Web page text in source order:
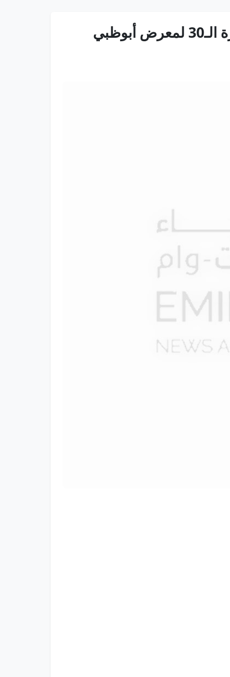
برعاية محمد بن زايد.. 800 عارض من 46 دولة يشاركون في الدورة الـ30 لمعرض أبوظبي